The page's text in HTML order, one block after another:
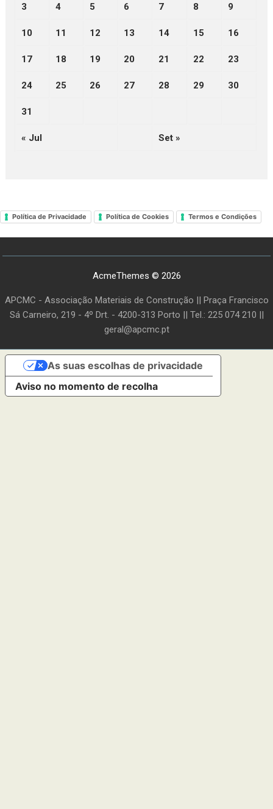
3 4 5 6 7 8 9
10 11 12 13 14 15 16
17 18 19 20 21 22 23
24 25 26 27 28 29 30
31
« Jul Set »
Política de Privacidade Política de Cookies Termos e Condições
AcmeThemes © 2026
APCMC - Associação Materiais de Construção || Praça Francisco
Sá Carneiro, 219 - 4º Drt. - 4200-313 Porto || Tel.: 225 074 210 ||
geral@apcmc.pt
Aviso no momento de recolha
As suas escolhas de privacidade